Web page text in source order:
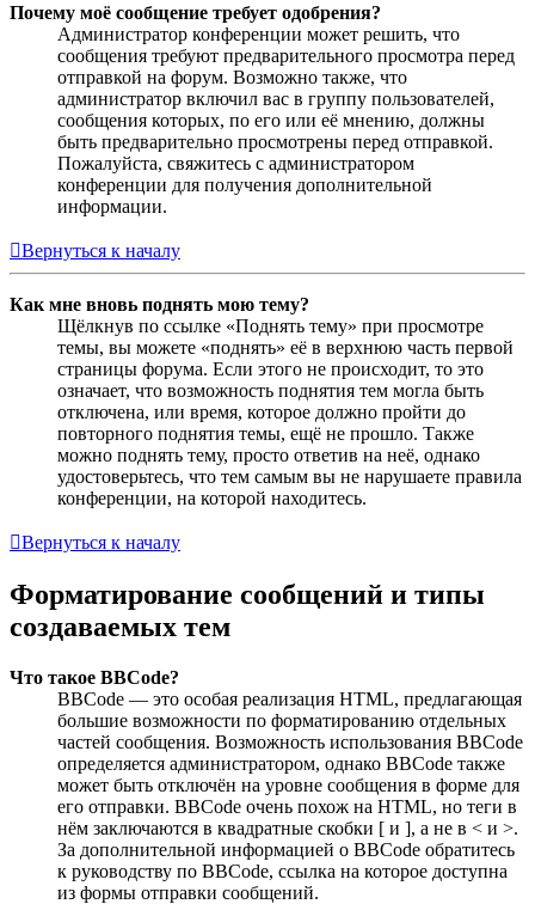
Почему моё сообщение требует одобрения?
Администратор конференции может решить, что
сообщения требуют предварительного просмотра перед
отправкой на форум. Возможно также, что
администратор включил вас в группу пользователей,
сообщения которых, по его или её мнению, должны
быть предварительно просмотрены перед отправкой.
Пожалуйста, свяжитесь с администратором
конференции для получения дополнительной
информации.
Вернуться к началу
Как мне вновь поднять мою тему?
Щёлкнув по ссылке «Поднять тему» при просмотре
темы, вы можете «поднять» её в верхнюю часть первой
страницы форума. Если этого не происходит, то это
означает, что возможность поднятия тем могла быть
отключена, или время, которое должно пройти до
повторного поднятия темы, ещё не прошло. Также
можно поднять тему, просто ответив на неё, однако
удостоверьтесь, что тем самым вы не нарушаете правила
конференции, на которой находитесь.
Вернуться к началу
Форматирование сообщений и типы
создаваемых тем
Что такое BBCode?
BBCode — это особая реализация HTML, предлагающая
большие возможности по форматированию отдельных
частей сообщения. Возможность использования BBCode
определяется администратором, однако BBCode также
может быть отключён на уровне сообщения в форме для
его отправки. BBCode очень похож на HTML, но теги в
нём заключаются в квадратные скобки [ и ], а не в < и >.
За дополнительной информацией о BBCode обратитесь
к руководству по BBCode, ссылка на которое доступна
из формы отправки сообщений.